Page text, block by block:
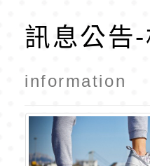
訊息公告
information